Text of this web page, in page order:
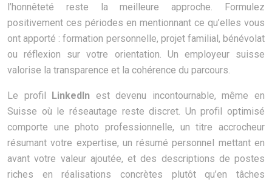
l’honnêteté reste la meilleure approche. Formulez
positivement ces périodes en mentionnant ce qu’elles vous
ont apporté : formation personnelle, projet familial, bénévolat
ou réflexion sur votre orientation. Un employeur suisse
valorise la transparence et la cohérence du parcours.
Le profil LinkedIn est devenu incontournable, même en
Suisse où le réseautage reste discret. Un profil optimisé
comporte une photo professionnelle, un titre accrocheur
résumant votre expertise, un résumé personnel mettant en
avant votre valeur ajoutée, et des descriptions de postes
riches en réalisations concrètes plutôt qu’en tâches